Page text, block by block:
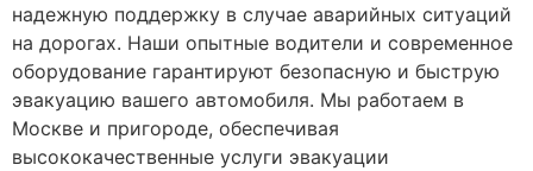
надежную поддержку в случае аварийных ситуаций
на дорогах. Наши опытные водители и современное
оборудование гарантируют безопасную и быструю
эвакуацию вашего автомобиля. Мы работаем в
Москве и пригороде, обеспечивая
высококачественные услуги эвакуации